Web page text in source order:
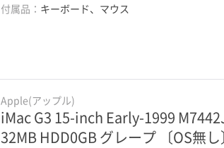
付属品： キーボード、マウス
Apple(アップル)
iMac G3 15-inch Early-1999
32MB HDD0GB グレープ 〔OS無し〕